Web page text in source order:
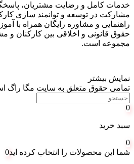
خدمات کامل و رضایت مشتریان،
مشارکت در توسعه و توانمند سازی
راهنمایی و مشاوره رایگان همراه با
حقوق قانونی و اخلاقی بین کارکنان و
مجموعه است.
نمایش بیشتر
تمامی حقوق متعلق به سایت مگا راگ
0
سبد خرید
0
شما این محصولات را انتخاب کرده اید0